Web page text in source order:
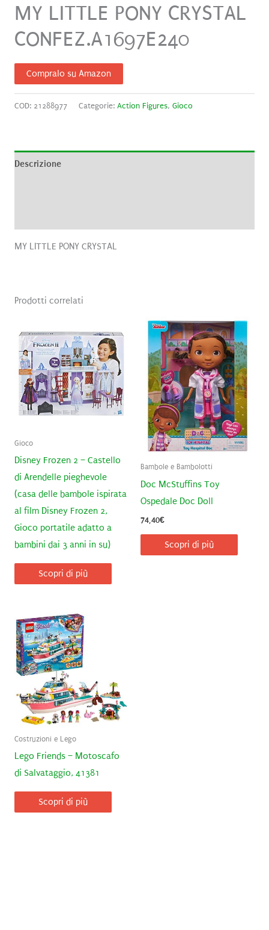
MY LITTLE PONY CRYSTAL
CONFEZ.A1697E240
Compralo su Amazon
COD: 21288977 Categorie: Action Figures, Gioco
Descrizione
MY LITTLE PONY CRYSTAL
Prodotti correlati
Gioco
Disney Frozen 2 – Castello
di Arendelle pieghevole
(casa delle bambole ispirata
al film Disney Frozen 2,
Gioco portatile adatto a
bambini dai 3 anni in su)
Scopri di più
Bambole e Bambolotti
Doc McStuffins Toy
Ospedale Doc Doll
74,40€
Scopri di più
Costruzioni e Lego
Lego Friends – Motoscafo
di Salvataggio, 41381
Scopri di più